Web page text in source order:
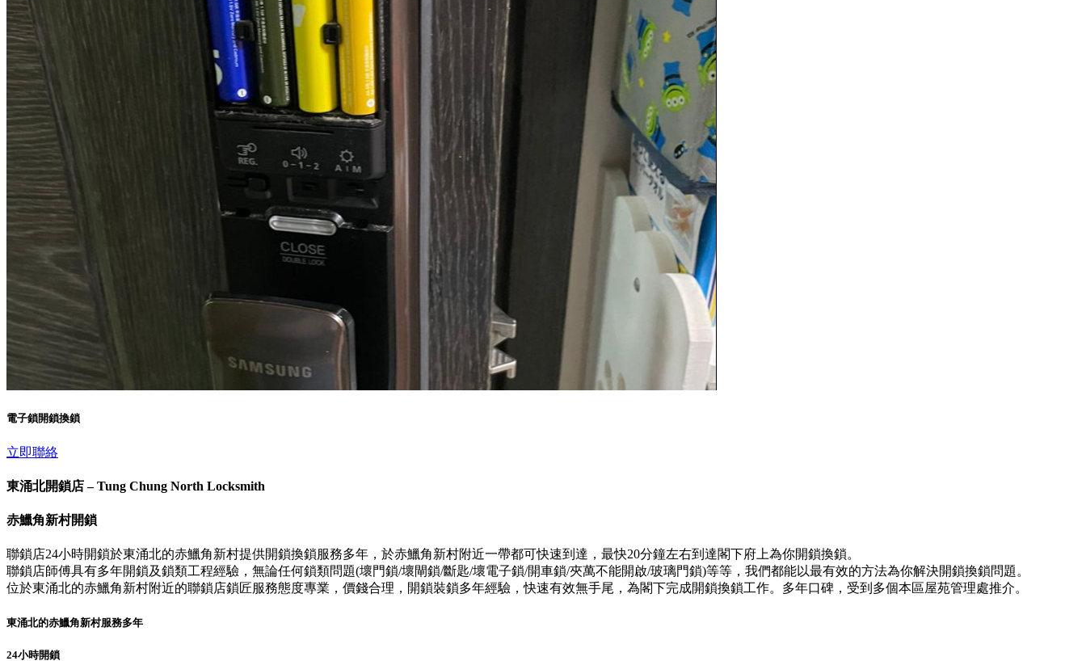
電子鎖開鎖換鎖
立即聯絡
東涌北開鎖店 – Tung Chung North Locksmith
赤鱲角新村開鎖
聯鎖店24小時開鎖於東涌北的赤鱲角新村提供開鎖換鎖服務多年，於赤鱲角新村附近一帶都可快速到達，最快20分鐘左右到達閣下府上為你開鎖換鎖。
聯鎖店師傅具有多年開鎖及鎖類工程經驗，無論任何鎖類問題(壞門鎖/壞閘鎖/斷匙/壞電子鎖/開車鎖/夾萬不能開啟/玻璃門鎖)等等，我們都能以最有效的方法為你解決開鎖換鎖問題。
位於東涌北的赤鱲角新村附近的聯鎖店鎖匠服務態度專業，價錢合理，開鎖裝鎖多年經驗，快速有效無手尾，為閣下完成開鎖換鎖工作。多年口碑，受到多個本區屋苑管理處推介。
東涌北的赤鱲角新村服務多年
24小時開鎖